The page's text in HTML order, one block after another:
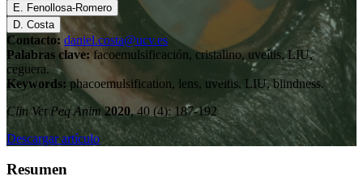
E. Fenollosa-Romero
D. Costa
Contacto: daniel.costa@ucv.es
Palabras clave: facoemulsificación, cristalino, uveítis, LIU,
ceguera.
Keywords:phacoemulsification, lens, uveitis, LIU, blindness.
Clin Vet Peq Anim 2020, 40 (4): 187-192
Descargar artículo
Resumen